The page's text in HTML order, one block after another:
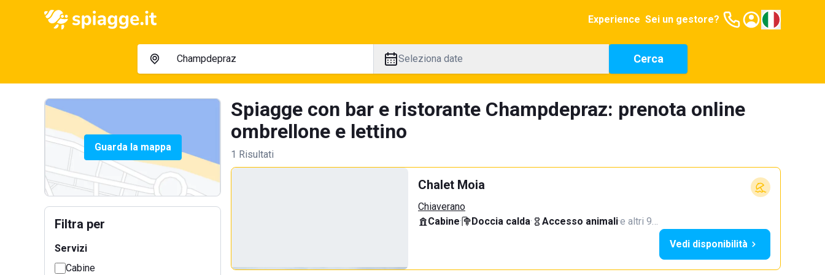
Experience Sei un gestore?
Seleziona date Cerca
Guarda la mappa
Filtra per
Servizi
Cabine
Spiagge con bar e ristorante Champdepraz: prenota online
ombrellone e lettino
1 Risultati
Chalet Moia
Chiaverano
Cabine· Doccia calda· Accesso animali·e altri 9…
Vedi disponibilità